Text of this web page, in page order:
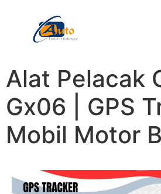
Alat Pelacak
Gx06 | GPS
Mobil Motor